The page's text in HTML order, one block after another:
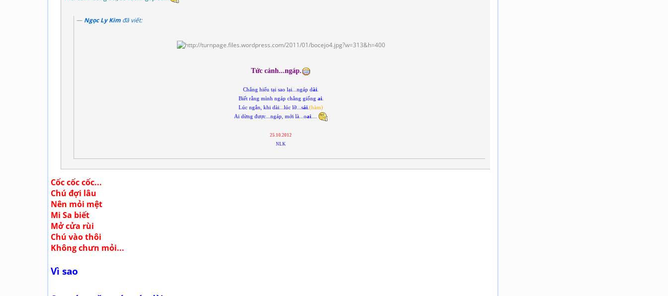
Ngọc Ly Kim đã viết:
Tức cảnh...ngáp.
Chẳng hiểu tại sao lại...ngáp dài
Biết rằng mình ngáp chẳng giống ai.
Lúc ngắn, khi dài...lúc lỡ...sái (hàm)
Ai dừng được...ngáp, mới là...oai
25.10.2012
NLK
Cốc cốc cốc...
Chú đợi lâu
Nên mỏi mệt
Mi Sa biết
Mở cửa rùi
Chú vào thôi
Không chưn mỏi...
Vì sao